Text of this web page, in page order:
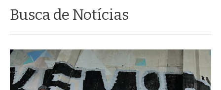
Busca de Notícias